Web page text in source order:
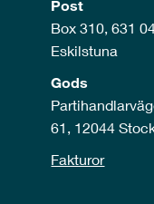
Post
Box 310, 631
Eskilstuna
Gods
61, 12044
Fakturor